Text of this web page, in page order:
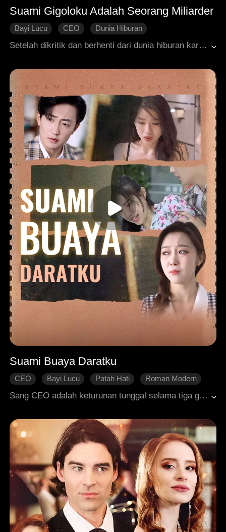
Suami Gigoloku Adalah Seorang Miliarder
Bayi Lucu CEO
Dunia Hiburan
Setelah dikritik dan berhenti dari dunia hiburan karena reaksi online, dia menjadi terkenal dengan anaknya. Mari kita lihat bagaimana dia diam-diam menikah dengan CEO dan kembali ke puncak kesuksesan bersama anaknya yang menggemaskan!
Suami Buaya Daratku
CEO Bayi Lucu Patah Hati Roman Modern
Sang CEO adalah keturunan tunggal selama tiga generasi, tak disangka, wanita itu hamil kembar tiga